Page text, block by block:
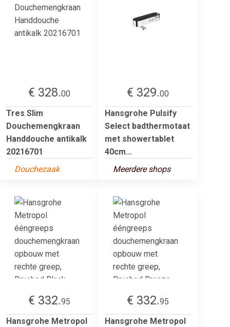
€ 328.00
Tres Slim
Douchemengkraan
Handdouche antikalk
20216701
Douchezaak
€ 329.00
Hansgrohe Pulsify
Select badthermotaat
met showertablet
40cm...
Meerdere shops
€ 332.95
Hansgrohe Metropol
€ 332.95
Hansgrohe Metropol